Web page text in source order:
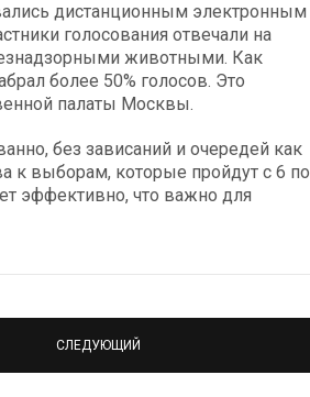
дистанционным электронным
голосования отвечали на
животными. Как
более 50% голосов. Это
палаты Москвы.
без зависаний и очередей как
к выборам, которые пройдут с 6 по
эффективно, что важно для
СЛЕДУЮЩИЙ